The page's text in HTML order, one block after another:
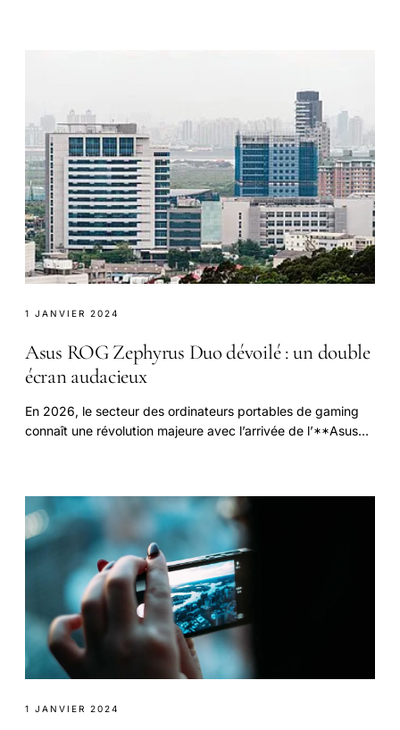
1 JANVIER 2024
Asus ROG Zephyrus Duo dévoilé : un double
écran audacieux
En 2026, le secteur des ordinateurs portables de gaming
connaît une révolution majeure avec l’arrivée de l’**Asus
1 JANVIER 2024